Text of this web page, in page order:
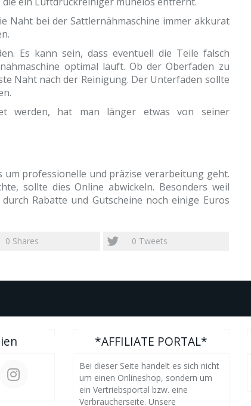
Naht bei der Sattlernähmaschine immer akkurat
Es kann sein, dass eventuell die Teile falsch
optimal läuft. Ob der Oberfaden zu
Naht nach der Reinigung. Der Unterfaden sollte
werden, hat man länger etwas von seiner
um professionelle und präzise verarbeitung geht.
sollte dies Online abwickeln. Besonders weil
Rabatte und Gutscheine noch einige Euros
0 Shares 0 Tweets
*AFFILIATE PORTAL*
Bei dieser Seite handelt es sich nicht
um einen Onlineshop, sondern um
ein Vertriebsportal bzw. eine
Verbraucherseite. Unsere